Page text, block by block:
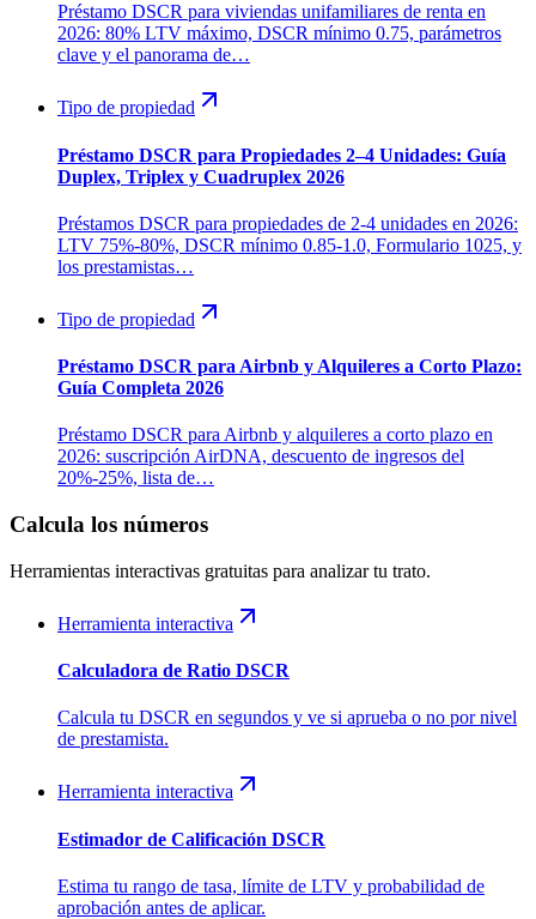
Préstamo DSCR para viviendas unifamiliares de renta en
2026: 80% LTV máximo, DSCR mínimo 0.75, parámetros
clave y el panorama de…
Tipo de propiedad
Préstamo DSCR para Propiedades 2–4 Unidades: Guía
Duplex, Triplex y Cuadruplex 2026
Préstamos DSCR para propiedades de 2-4 unidades en 2026:
LTV 75%-80%, DSCR mínimo 0.85-1.0, Formulario 1025, y
los prestamistas…
Tipo de propiedad
Préstamo DSCR para Airbnb y Alquileres a Corto Plazo:
Guía Completa 2026
Préstamo DSCR para Airbnb y alquileres a corto plazo en
2026: suscripción AirDNA, descuento de ingresos del
20%-25%, lista de…
Calcula los números
Herramientas interactivas gratuitas para analizar tu trato.
Herramienta interactiva
Calculadora de Ratio DSCR
Calcula tu DSCR en segundos y ve si aprueba o no por nivel
de prestamista.
Herramienta interactiva
Estimador de Calificación DSCR
Estima tu rango de tasa, límite de LTV y probabilidad de
aprobación antes de aplicar.